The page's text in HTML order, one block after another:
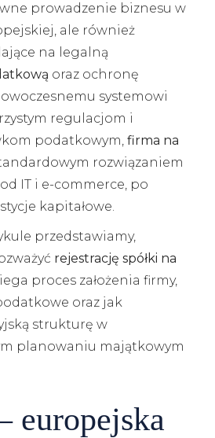
prowadzenie biznesu w
ale również
na legalną
oraz ochronę
systemowi
regulacjom i
podatkowym,firma na
rozwiązaniem
IT i e-commerce, po
kapitałowe.
przedstawiamy,
rejestrację spółki na
proces założenia firmy,
oraz jak
strukturę w
planowaniu majątkowym
europejska